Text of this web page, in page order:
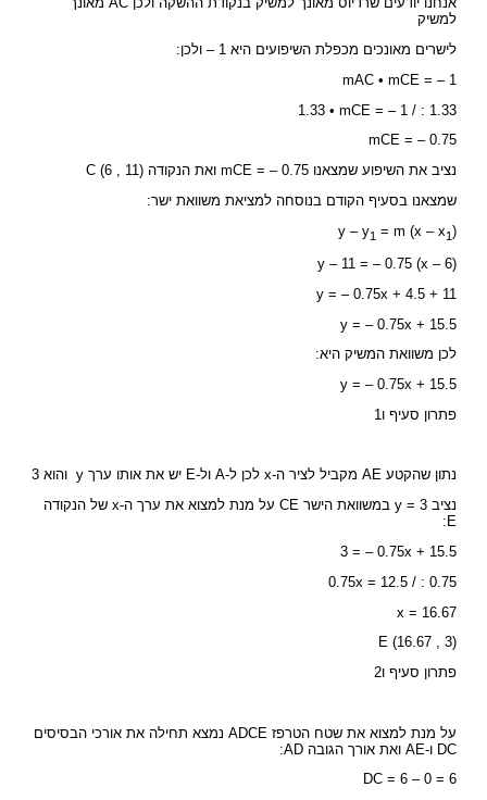
למשיק
לישרים מאונכים מכפלת השיפועים היא 1 – ולכן:
mAC • mCE = – 1
1.33 • mCE = – 1 / : 1.33
mCE = – 0.75
נציב את השיפוע שמצאנו mCE = – 0.75 ואת הנקודה C (6 , 11)
שמצאנו בסעיף הקודם בנוסחה למציאת משוואת ישר:
y – y1 = m (x – x1)
y – 11 = – 0.75 (x – 6)
y = – 0.75x + 4.5 + 11
y = – 0.75x + 15.5
לכן משוואת המשיק היא:
y = – 0.75x + 15.5
פתרון סעיף ו1
נתון שהקטע AE מקביל לציר ה-x לכן ל-A ול-E יש את אותו ערך y והוא 3
נציב y = 3 במשוואת הישר CE על מנת למצוא את ערך ה-x של הנקודה
E:
3 = – 0.75x + 15.5
0.75x = 12.5 / : 0.75
x = 16.67
E (16.67 , 3)
פתרון סעיף ו2
על מנת למצוא את שטח הטרפז ADCE נמצא תחילה את אורכי הבסיסים
DC ו-AE ואת אורך הגובה AD:
DC = 6 – 0 = 6